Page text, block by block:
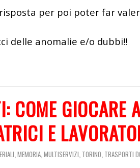
per poi poter far
delle anomalie e/o dubbi!!
COME GIOCARE
E
, MEMORIA, MULTISERVIZI, TORINO, TRASPORTI